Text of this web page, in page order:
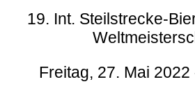
19. Int. Steilstrecke-
Freitag, 27. Mai